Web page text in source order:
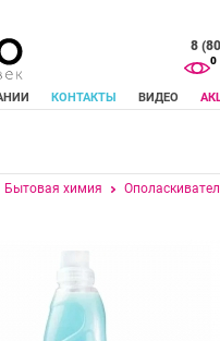
8
КОНТАКТЫ ВИДЕО
0
Бытовая химия